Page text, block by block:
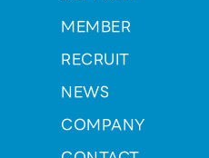
MEMBER
RECRUIT
NEWS
COMPANY